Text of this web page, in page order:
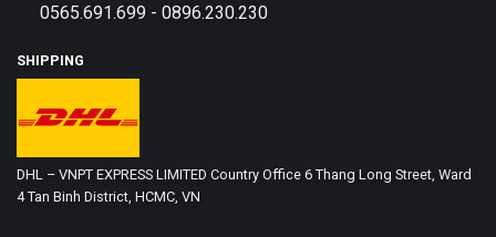
0565.691.699 - 0896.230.230
SHIPPING
DHL – VNPT EXPRESS LIMITED Country Office 6 Thang Long Street, Ward
4 Tan Binh District, HCMC, VN